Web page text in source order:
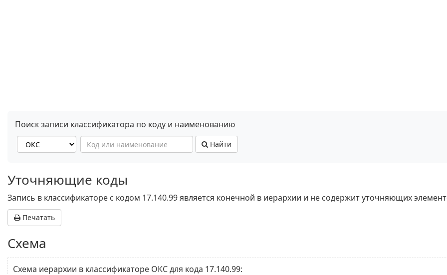
Поиск записи классификатора по коду и наименованию
Найти
Уточняющие коды
Запись в классификаторе с кодом 17.140.99 является конечной в иерархии и не содержит уточняющих
Печатать
Схема
Схема иерархии в классификаторе ОКС для кода 17.140.99: